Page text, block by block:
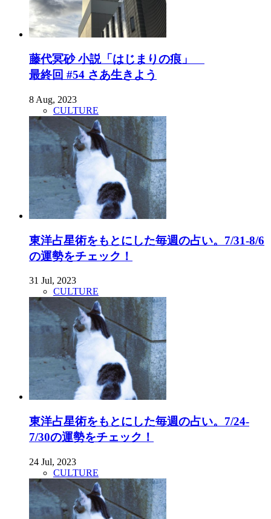
藤代冥砂 小説「はじまりの痕」
最終回 #54 さあ生きよう
8 Aug, 2023
CULTURE
東洋占星術をもとにした毎週の占い。7/31-8/6
の運勢をチェック！
31 Jul, 2023
CULTURE
東洋占星術をもとにした毎週の占い。7/24-
7/30の運勢をチェック！
24 Jul, 2023
CULTURE